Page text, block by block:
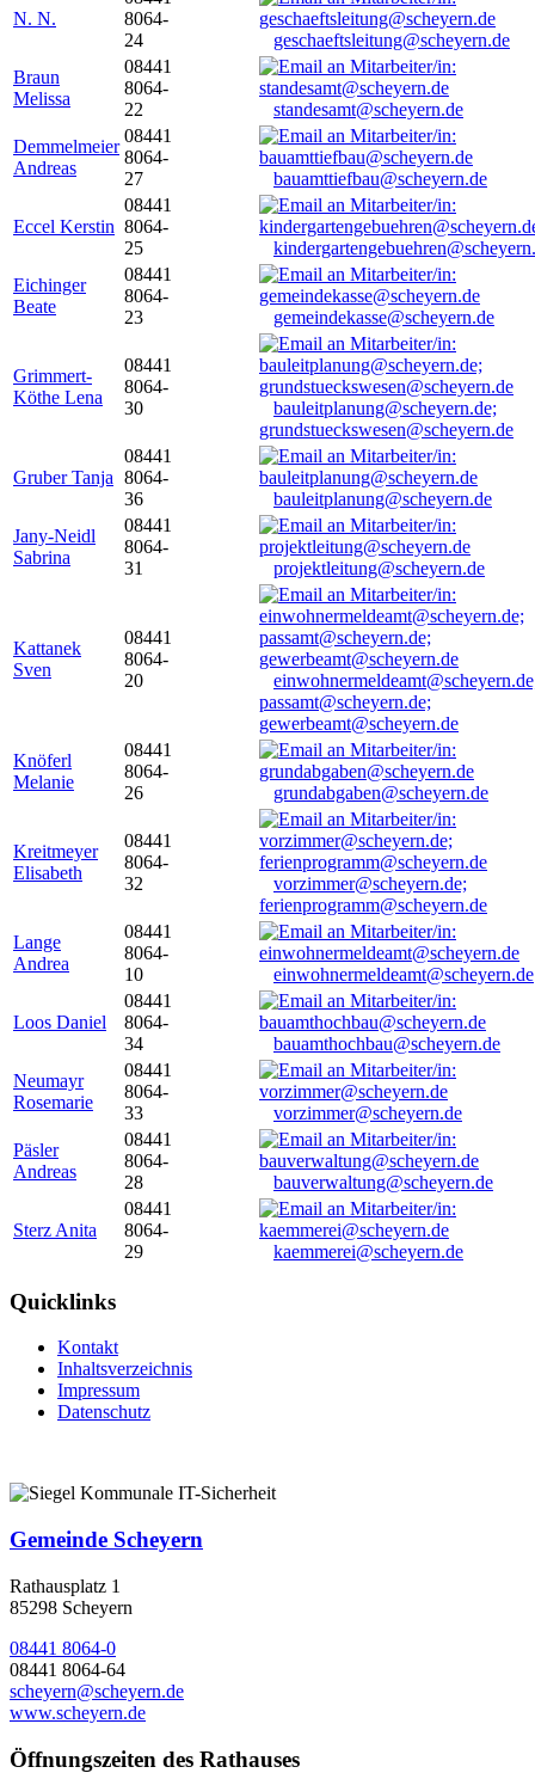
N. N.
8064-
24
geschaeftsleitung@scheyern.de
Braun
Melissa
08441
8064-
22
standesamt@scheyern.de
Demmelmeier
Andreas
08441
8064-
27
bauamttiefbau@scheyern.de
Eccel Kerstin
08441
8064-
25
Eichinger
Beate
08441
8064-
23
gemeindekasse@scheyern.de
Grimmert-
Köthe Lena
08441
8064-
30
bauleitplanung@scheyern.de;
grundstueckswesen@scheyern.de
Gruber Tanja
08441
8064-
36
bauleitplanung@scheyern.de
Jany-Neidl
Sabrina
08441
8064-
31
projektleitung@scheyern.de
Kattanek
Sven
08441
8064-
20
passamt@scheyern.de;
gewerbeamt@scheyern.de
Knöferl
Melanie
08441
8064-
26
grundabgaben@scheyern.de
Kreitmeyer
Elisabeth
08441
8064-
32
vorzimmer@scheyern.de;
ferienprogramm@scheyern.de
Lange
Andrea
08441
8064-
10
einwohnermeldeamt@scheyern.de
Loos Daniel
08441
8064-
34
bauamthochbau@scheyern.de
Neumayr
Rosemarie
08441
8064-
33
vorzimmer@scheyern.de
Päsler
Andreas
08441
8064-
28
bauverwaltung@scheyern.de
Sterz Anita
08441
8064-
29
kaemmerei@scheyern.de
Quicklinks
Kontakt
Inhaltsverzeichnis
Impressum
Datenschutz
Gemeinde Scheyern
Rathausplatz 1
85298 Scheyern
08441 8064-0
08441 8064-64
scheyern@scheyern.de
www.scheyern.de
Öffnungszeiten des Rathauses